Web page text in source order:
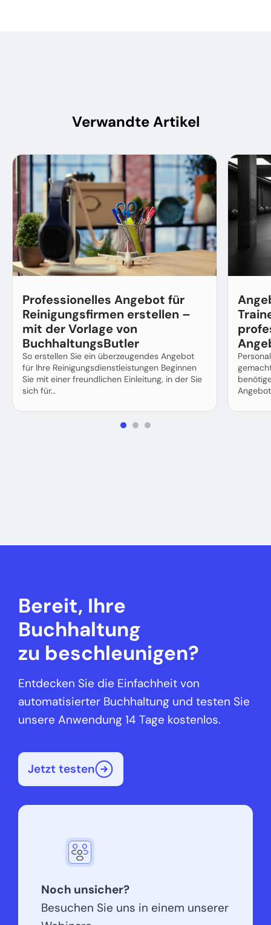
Verwandte Artikel
Professionelles Angebot für
Reinigungsfirmen erstellen –
mit der Vorlage von
BuchhaltungsButler
So erstellen Sie ein überzeugendes Angebot
für Ihre Reinigungsdienstleistungen Beginnen
Sie mit einer freundlichen Einleitung, in der Sie
sich für…
Bereit, Ihre
Buchhaltung
zu beschleunigen?
Entdecken Sie die Einfachheit von
automatisierter Buchhaltung und testen Sie
unsere Anwendung 14 Tage kostenlos.
Jetzt testen
Noch unsicher?
Besuchen Sie uns in einem unserer